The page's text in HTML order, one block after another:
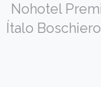
Nohotel
Ítalo